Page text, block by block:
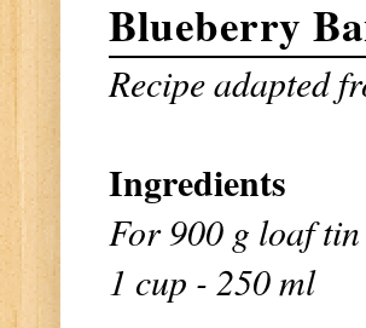
Blueberry
Recipe adapted
Ingredients
For 900 g loaf tin
1 cup - 250 ml